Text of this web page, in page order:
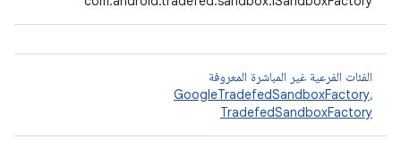
الفئات الفرعية غير المباشرة المعروفة
GoogleTradefedSandboxFactory،
TradefedSandboxFactory